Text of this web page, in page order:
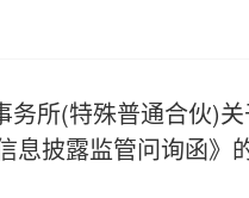
务所(特殊普通合伙)
息披露监管问询函》